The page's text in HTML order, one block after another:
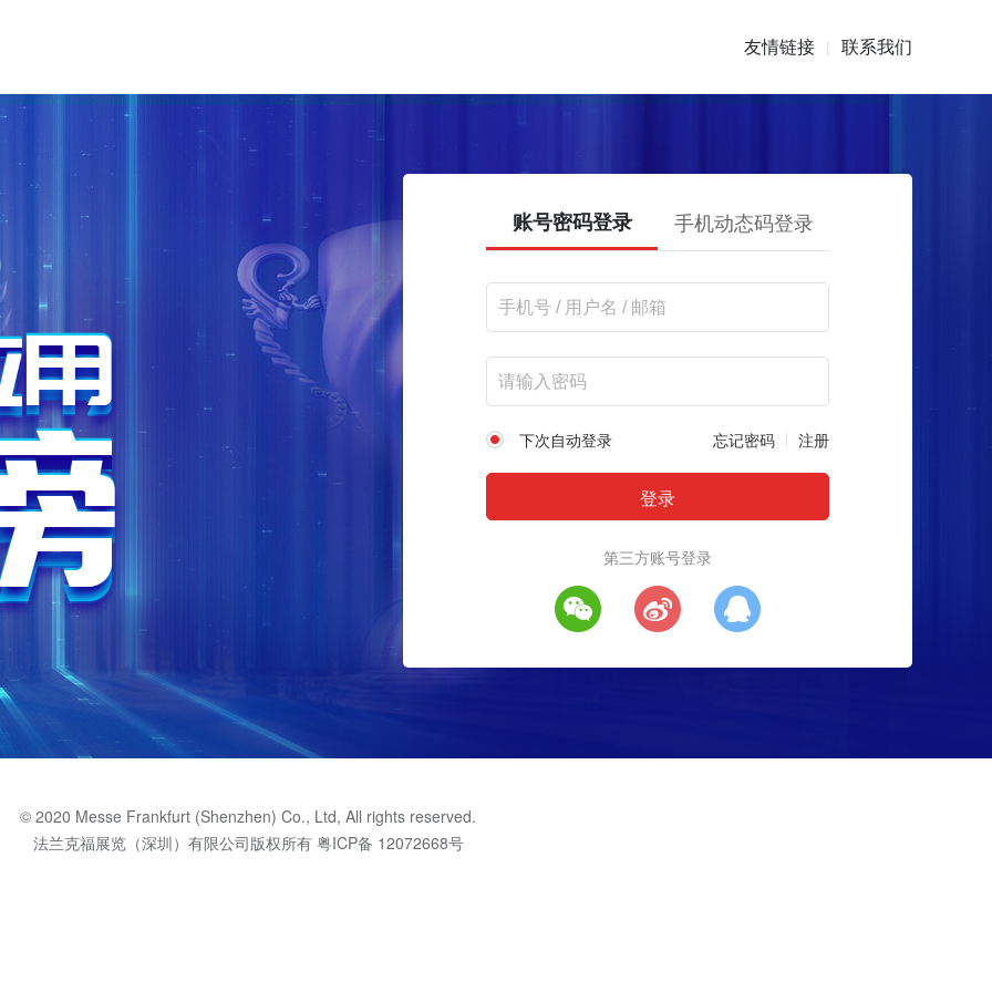
友情链接 | 联系我们
账号密码登录 手机动态码登录
下次自动登录 忘记密码 注册
第三方账号登录
© 2020 Messe Frankfurt (Shenzhen) Co., Ltd, All rights reserved.
法兰克福展览（深圳）有限公司版权所有 粤ICP备 12072668号